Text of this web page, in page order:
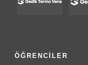
ÖĞRENCİLER